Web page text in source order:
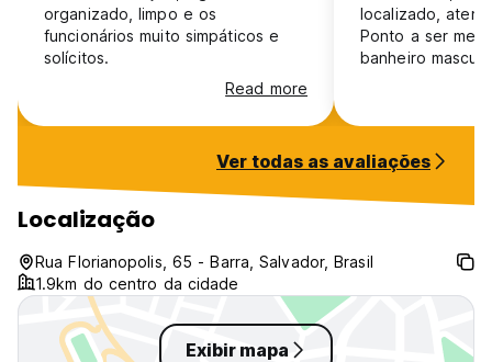
organizado, limpo e os
funcionários muito simpáticos e
solícitos.
Read more
localizado,
Ponto a ser
banheiro
Ver todas as avaliações
Localização
Rua Florianopolis, 65 - Barra, Salvador, Brasil
1.9km do centro da cidade
Exibir mapa